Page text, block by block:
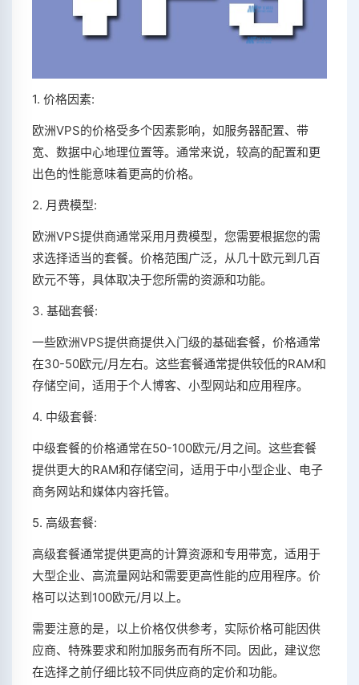
1. 价格因素:
欧洲VPS的价格受多个因素影响，如服务器配置、带
宽、数据中心地理位置等。通常来说，较高的配置和更
出色的性能意味着更高的价格。
2. 月费模型:
欧洲VPS提供商通常采用月费模型，您需要根据您的需
求选择适当的套餐。价格范围广泛，从几十欧元到几百
欧元不等，具体取决于您所需的资源和功能。
3. 基础套餐:
一些欧洲VPS提供商提供入门级的基础套餐，价格通常
在30-50欧元/月左右。这些套餐通常提供较低的RAM和
存储空间，适用于个人博客、小型网站和应用程序。
4. 中级套餐:
中级套餐的价格通常在50-100欧元/月之间。这些套餐
提供更大的RAM和存储空间，适用于中小型企业、电子
商务网站和媒体内容托管。
5. 高级套餐:
高级套餐通常提供更高的计算资源和专用带宽，适用于
大型企业、高流量网站和需要更高性能的应用程序。价
格可以达到100欧元/月以上。
需要注意的是，以上价格仅供参考，实际价格可能因供
应商、特殊要求和附加服务而有所不同。因此，建议您
在选择之前仔细比较不同供应商的定价和功能。